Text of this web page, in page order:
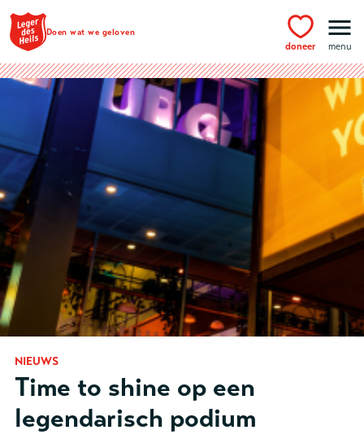
Ga naar hoofdinhoud
Doen wat we geloven
doneer menu
NIEUWS
Time to shine op een
legendarisch podium